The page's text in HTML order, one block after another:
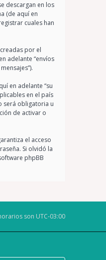
descargan en los
(de aquí en
cuales han
por el
adelante “envíos
en adelante “su
en el país
será obligatoria u
de activar o
el acceso
Si olvidó la
phpBB
son UTC-03:00